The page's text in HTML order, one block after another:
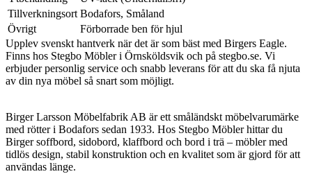
Tillverkningsort Bodafors, Småland
Övrigt
Förborrade ben för hjul
Upplev svenskt hantverk när det är som bäst med Birgers Eagle.
Finns hos Stegbo Möbler i Örnsköldsvik och på stegbo.se. Vi
erbjuder personlig service och snabb leverans för att du ska få njuta
av din nya möbel så snart som möjligt.
Birger Larsson Möbelfabrik AB är ett småländskt möbelvarumärke
med rötter i Bodafors sedan 1933. Hos Stegbo Möbler hittar du
Birger soffbord, sidobord, klaffbord och bord i trä – möbler med
tidlös design, stabil konstruktion och en kvalitet som är gjord för att
användas länge.